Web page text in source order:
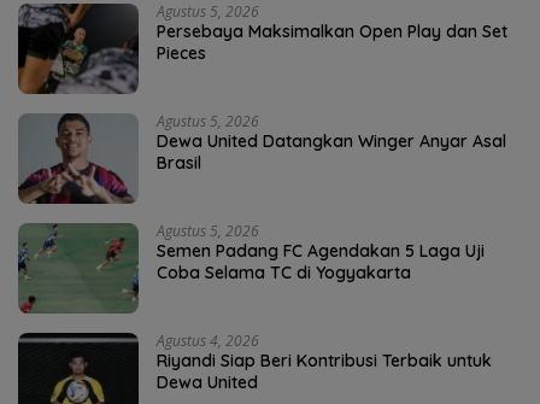
Agustus 5, 2026
Persebaya Maksimalkan Open Play dan Set
Pieces
Agustus 5, 2026
Dewa United Datangkan Winger Anyar Asal
Brasil
Agustus 5, 2026
Semen Padang FC Agendakan 5 Laga Uji
Coba Selama TC di Yogyakarta
Agustus 4, 2026
Riyandi Siap Beri Kontribusi Terbaik untuk
Dewa United